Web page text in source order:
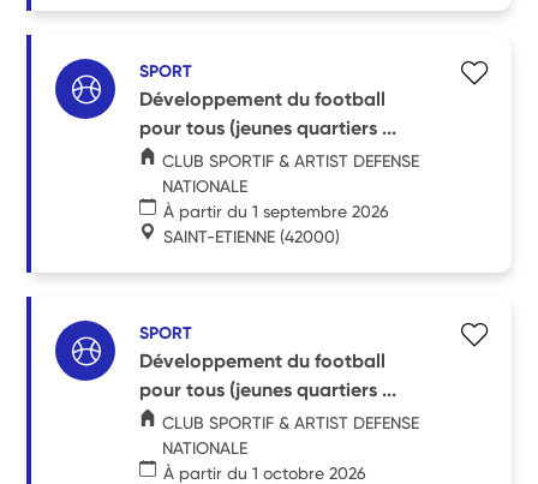
SPORT
Développement du football
pour tous (jeunes quartiers ...
CLUB SPORTIF & ARTIST DEFENSE
NATIONALE
À partir du 1 septembre 2026
SAINT-ETIENNE (42000)
SPORT
Développement du football
pour tous (jeunes quartiers ...
CLUB SPORTIF & ARTIST DEFENSE
NATIONALE
À partir du 1 octobre 2026